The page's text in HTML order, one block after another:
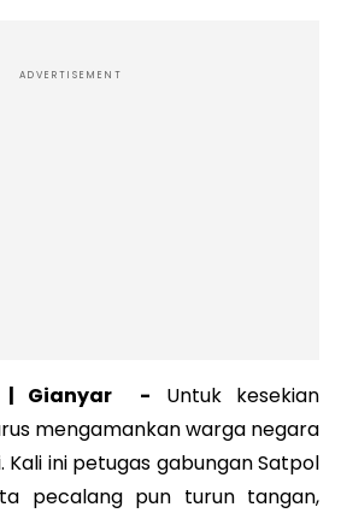
ADVERTISEMENT
| Gianyar - Untuk kesekian
mengamankan warga negara
Kali ini petugas gabungan Satpol
pecalang pun turun tangan,